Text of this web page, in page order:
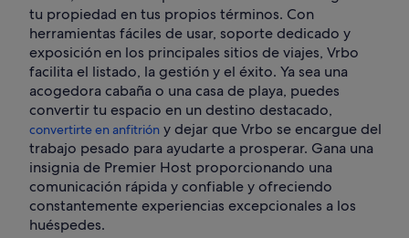
tu propiedad en tus propios términos. Con
herramientas fáciles de usar, soporte dedicado y
exposición en los principales sitios de viajes, Vrbo
facilita el listado, la gestión y el éxito. Ya sea una
acogedora cabaña o una casa de playa, puedes
convertir tu espacio en un destino destacado,
convertirte en anfitrión y dejar que Vrbo se encargue del
trabajo pesado para ayudarte a prosperar. Gana una
insignia de Premier Host proporcionando una
comunicación rápida y confiable y ofreciendo
constantemente experiencias excepcionales a los
huéspedes.